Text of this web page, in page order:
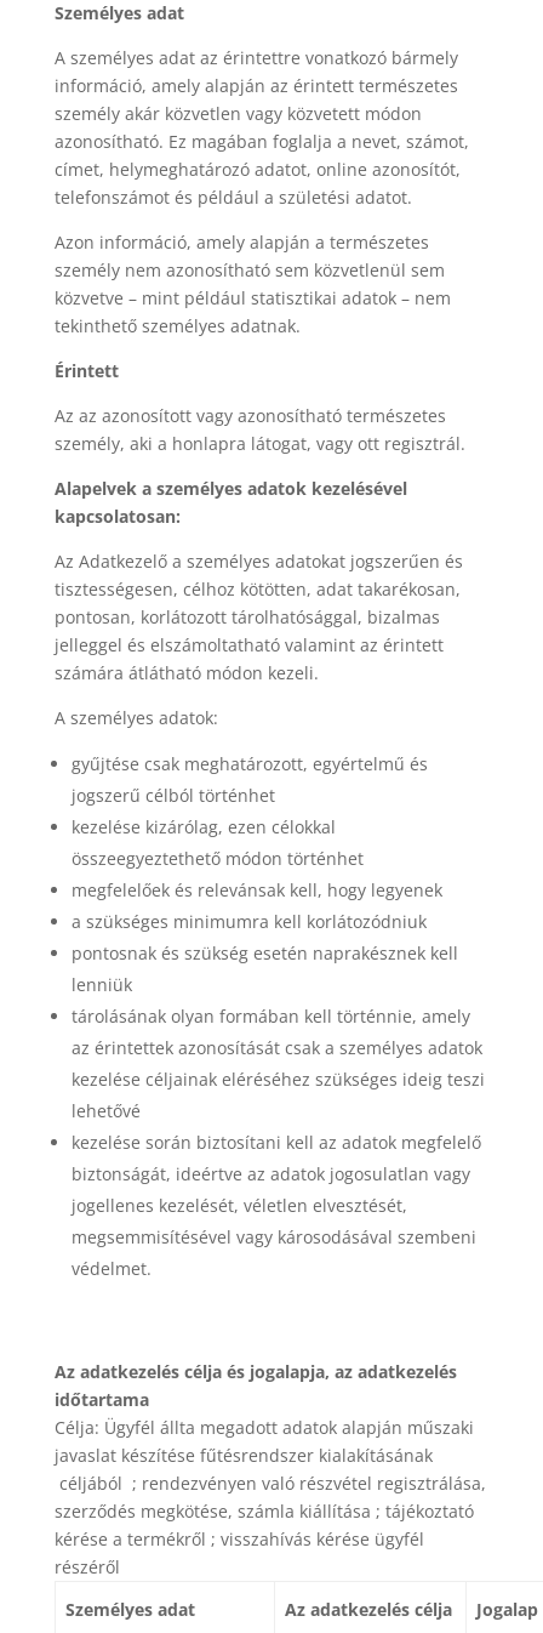
Személyes adat
A személyes adat az érintettre vonatkozó bármely
információ, amely alapján az érintett természetes
személy akár közvetlen vagy közvetett módon
azonosítható. Ez magában foglalja a nevet, számot,
címet, helymeghatározó adatot, online azonosítót,
telefonszámot és például a születési adatot.
Azon információ, amely alapján a természetes
személy nem azonosítható sem közvetlenül sem
közvetve – mint például statisztikai adatok – nem
tekinthető személyes adatnak.
Érintett
Az az azonosított vagy azonosítható természetes
személy, aki a honlapra látogat, vagy ott regisztrál.
Alapelvek a személyes adatok kezelésével
kapcsolatosan:
Az Adatkezelő a személyes adatokat jogszerűen és
tisztességesen, célhoz kötötten, adat takarékosan,
pontosan, korlátozott tárolhatósággal, bizalmas
jelleggel és elszámoltatható valamint az érintett
számára átlátható módon kezeli.
A személyes adatok:
gyűjtése csak meghatározott, egyértelmű és
jogszerű célból történhet
kezelése kizárólag, ezen célokkal
összeegyeztethető módon történhet
megfelelőek és relevánsak kell, hogy legyenek
a szükséges minimumra kell korlátozódniuk
pontosnak és szükség esetén naprakésznek kell
lenniük
tárolásának olyan formában kell történnie, amely
az érintettek azonosítását csak a személyes adatok
kezelése céljainak eléréséhez szükséges ideig teszi
lehetővé
kezelése során biztosítani kell az adatok megfelelő
biztonságát, ideértve az adatok jogosulatlan vagy
jogellenes kezelését, véletlen elvesztését,
megsemmisítésével vagy károsodásával szembeni
védelmet.
Az adatkezelés célja és jogalapja, az adatkezelés
időtartama
Célja: Ügyfél állta megadott adatok alapján műszaki
javaslat készítése fűtésrendszer kialakításának
céljából ; rendezvényen való részvétel regisztrálása,
szerződés megkötése, számla kiállítása ; tájékoztató
kérése a termékről ; visszahívás kérése ügyfél
részéről
Személyes adat
Az adatkezelés célja Jogalap